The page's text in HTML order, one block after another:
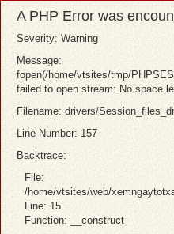
A PHP Error was
Severity: Warning
Message:
fopen(/home/vtsites/tmp/
failed to open stream: No space
Filename: drivers/
Line Number: 157
Backtrace:
File:
/home/vtsites/web/
Line: 15
Function: __construct